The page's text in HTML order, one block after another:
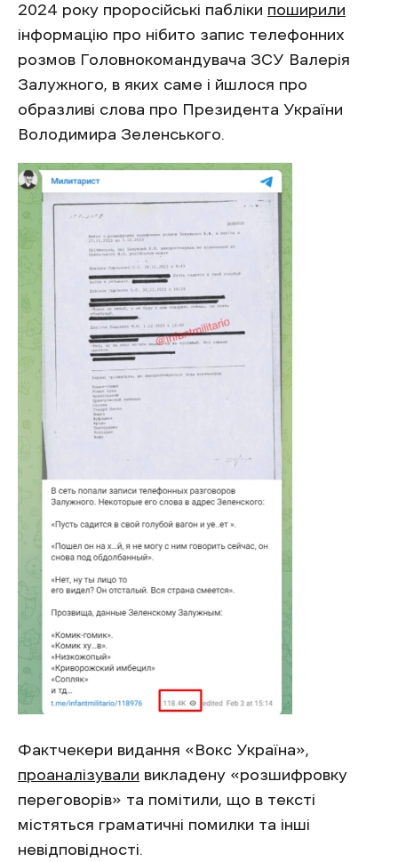
2024 року проросійські пабліки поширили
інформацію про нібито запис телефонних
розмов Головнокомандувача ЗСУ Валерія
Залужного, в яких саме і йшлося про
образливі слова про Президента України
Володимира Зеленського.
Фактчекери видання «Вокс Україна»,
проаналізували викладену «розшифровку
переговорів» та помітили, що в тексті
містяться граматичні помилки та інші
невідповідності.